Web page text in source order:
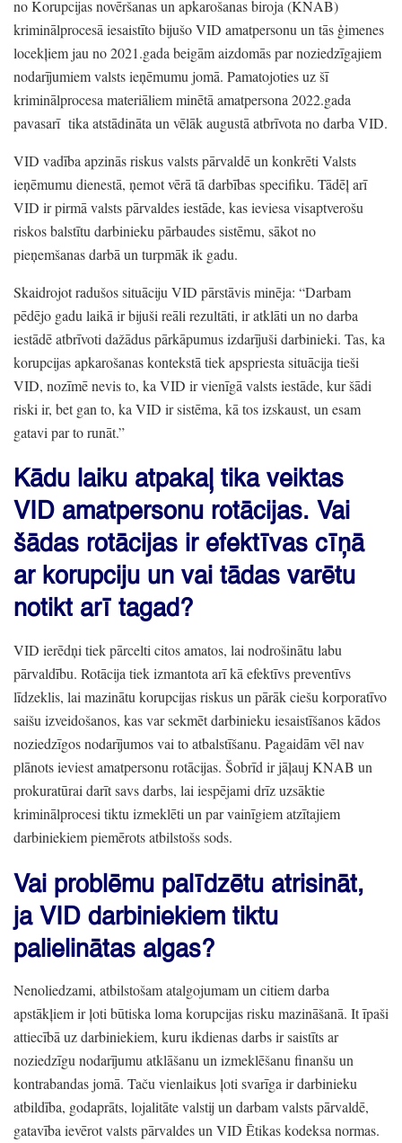
no Korupcijas novēršanas un apkarošanas biroja (KNAB)
kriminālprocesā iesaistīto bijušo VID amatpersonu un tās ģimenes
locekļiem jau no 2021.gada beigām aizdomās par noziedzīgajiem
nodarījumiem valsts ieņēmumu jomā. Pamatojoties uz šī
kriminālprocesa materiāliem minētā amatpersona 2022.gada
pavasarī tika atstādināta un vēlāk augustā atbrīvota no darba VID.
VID vadība apzinās riskus valsts pārvaldē un konkrēti Valsts
ieņēmumu dienestā, ņemot vērā tā darbības specifiku. Tādēļ arī
VID ir pirmā valsts pārvaldes iestāde, kas ieviesa visaptverošu
riskos balstītu darbinieku pārbaudes sistēmu, sākot no
pieņemšanas darbā un turpmāk ik gadu.
Skaidrojot radušos situāciju VID pārstāvis minēja: “Darbam
pēdējo gadu laikā ir bijuši reāli rezultāti, ir atklāti un no darba
iestādē atbrīvoti dažādus pārkāpumus izdarījuši darbinieki. Tas, ka
korupcijas apkarošanas kontekstā tiek apspriesta situācija tieši
VID, nozīmē nevis to, ka VID ir vienīgā valsts iestāde, kur šādi
riski ir, bet gan to, ka VID ir sistēma, kā tos izskaust, un esam
gatavi par to runāt.”
Kādu laiku atpakaļ tika veiktas
VID amatpersonu rotācijas. Vai
šādas rotācijas ir efektīvas cīņā
ar korupciju un vai tādas varētu
notikt arī tagad?
VID ierēdņi tiek pārcelti citos amatos, lai nodrošinātu labu
pārvaldību. Rotācija tiek izmantota arī kā efektīvs preventīvs
līdzeklis, lai mazinātu korupcijas riskus un pārāk ciešu korporatīvo
saišu izveidošanos, kas var sekmēt darbinieku iesaistīšanos kādos
noziedzīgos nodarījumos vai to atbalstīšanu. Pagaidām vēl nav
plānots ieviest amatpersonu rotācijas. Šobrīd ir jāļauj KNAB un
prokuratūrai darīt savs darbs, lai iespējami drīz uzsāktie
kriminālprocesi tiktu izmeklēti un par vainīgiem atzītajiem
darbiniekiem piemērots atbilstošs sods.
Vai problēmu palīdzētu atrisināt,
ja VID darbiniekiem tiktu
palielinātas algas?
Nenoliedzami, atbilstošam atalgojumam un citiem darba
apstākļiem ir ļoti būtiska loma korupcijas risku mazināšanā. It īpaši
attiecībā uz darbiniekiem, kuru ikdienas darbs ir saistīts ar
noziedzīgu nodarījumu atklāšanu un izmeklēšanu finanšu un
kontrabandas jomā. Taču vienlaikus ļoti svarīga ir darbinieku
atbildība, godaprāts, lojalitāte valstij un darbam valsts pārvaldē,
gatavība ievērot valsts pārvaldes un VID Ētikas kodeksa normas.